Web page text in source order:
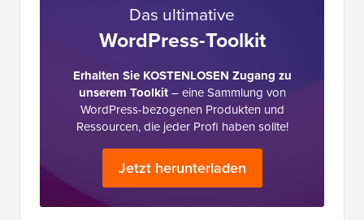
Das ultimative
WordPress-Toolkit
Erhalten Sie KOSTENLOSEN Zugang zu
unserem Toolkit– eine Sammlung von
WordPress-bezogenen Produkten und
Ressourcen, die jeder Profi haben sollte!
Jetzt herunterladen